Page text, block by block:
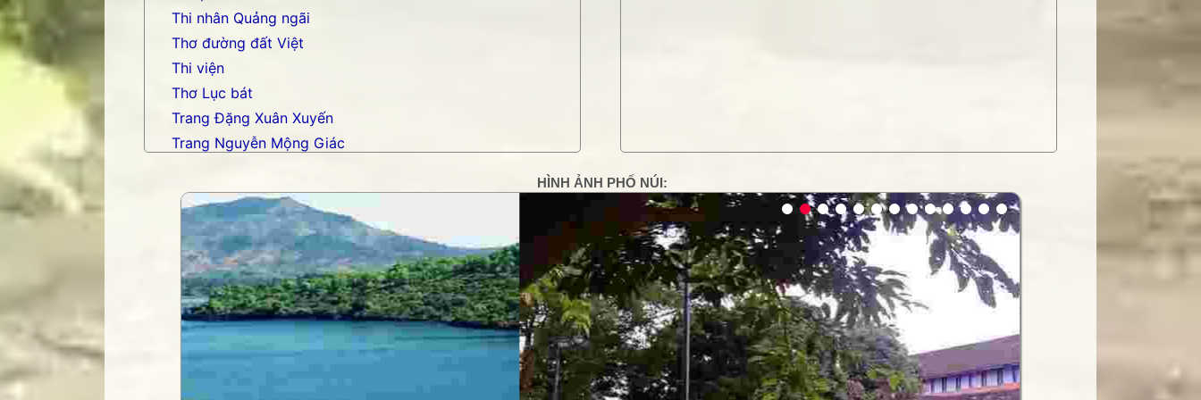
Thi nhân Quảng ngãi
Thơ đường đất Việt
Thi viện
Thơ Lục bát
Trang Đặng Xuân Xuyến
Trang Nguyễn Mộng Giác
Trang Phạm Duy
Trang thơ Hoàng Nguyên Chương
Trang thơ Thụy Du
Trang thơ+ Luân Hoán
Trang VHNT Thanh niên
Truyện.com
Văn chương Việt
HÌNH ẢNH PHỐ NÚI: